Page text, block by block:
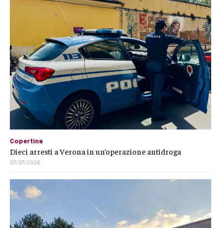
Copertina
Dieci arresti a Verona in un’operazione antidroga
07/07/2026